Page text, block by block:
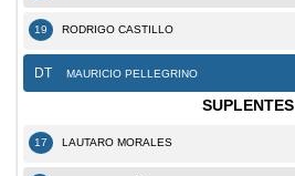
19 RODRIGO CASTILLO
DT MAURICIO PELLEGRINO
SUPLENTES
17 LAUTARO MORALES